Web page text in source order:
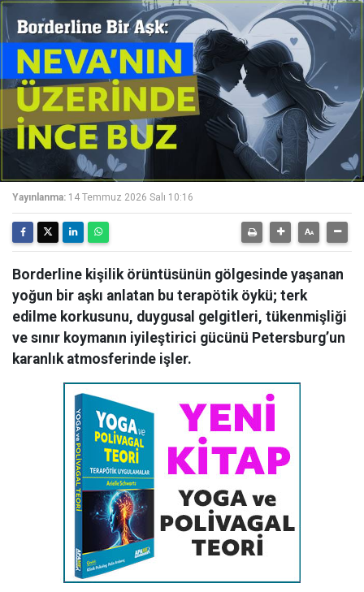
Yayınlanma: 14 Temmuz 2026 Salı 10:16
Borderline kişilik örüntüsünün gölgesinde yaşanan
yoğun bir aşkı anlatan bu terapötik öykü; terk
edilme korkusunu, duygusal gelgitleri, tükenmişliği
ve sınır koymanın iyileştirici gücünü Petersburg’un
karanlık atmosferinde işler.